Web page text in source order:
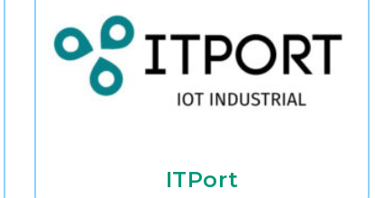
ITPort